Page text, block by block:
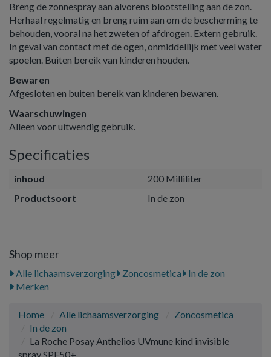
Breng de zonnespray aan alvorens blootstelling aan de zon.
Herhaal regelmatig en breng ruim aan om de bescherming te
behouden, vooral na het zweten of afdrogen. Extern gebruik.
In geval van contact met de ogen, onmiddellijk met veel water
spoelen. Buiten bereik van kinderen houden.
Bewaren
Afgesloten en buiten bereik van kinderen bewaren.
Waarschuwingen
Alleen voor uitwendig gebruik.
Specificaties
inhoud
200 Milliliter
Productsoort
In de zon
Shop meer
Alle lichaamsverzorging Zoncosmetica
In de zon
Merken
Home Alle lichaamsverzorging
Zoncosmetica
In de zon
La Roche Posay Anthelios UVmune kind invisible
spray SPF50+